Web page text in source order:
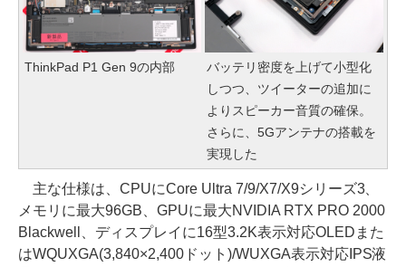
ThinkPad P1 Gen 9の内部
バッテリ密度を上げて小型化
しつつ、ツイーターの追加に
よりスピーカー音質の確保。
さらに、5Gアンテナの搭載を
実現した
主な仕様は、CPUにCore Ultra 7/9/X7/X9シリーズ3、
メモリに最大96GB、GPUに最大NVIDIA RTX PRO 2000
Blackwell、ディスプレイに16型3.2K表示対応OLEDまた
はWQUXGA(3,840×2,400ドット)/WUXGA表示対応IPS液